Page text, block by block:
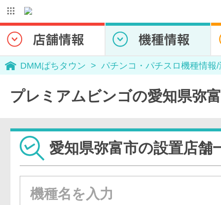
DMMぱちタウン パチンコ・パチスロ機種情報
プレミアムビンゴの愛知県弥
愛知県弥富市の設置店舗